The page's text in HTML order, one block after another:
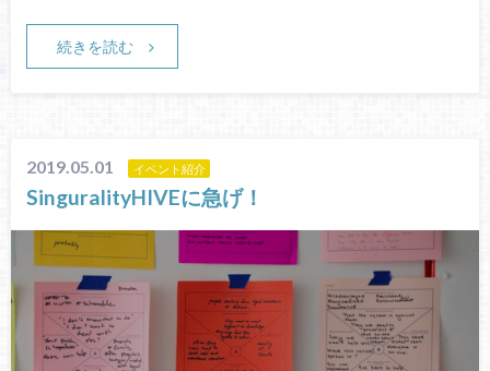
続きを読む
2019.05.01 イベント紹介
SinguralityHIVEに急げ！